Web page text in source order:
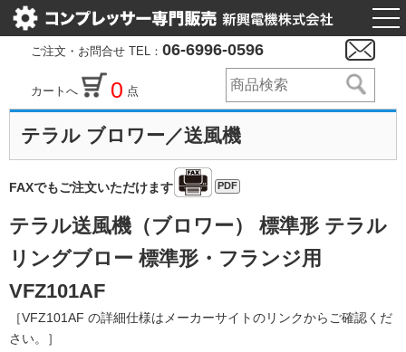
ご注文・お問合せ TEL： 06-6996-0596
カートへ 0 点
テラル ブロワー／送風機
FAXでもご注文いただけます PDF
テラル送風機（ブロワー） 標準形 テラル
リングブロー 標準形・フランジ用
VFZ101AF
［VFZ101AF の詳細仕様はメーカーサイトのリンクからご確認くだ
さい。］